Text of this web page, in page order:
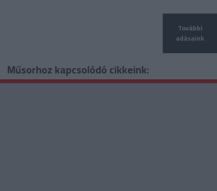
További
adásaink
Műsorhoz kapcsolódó cikkeink: